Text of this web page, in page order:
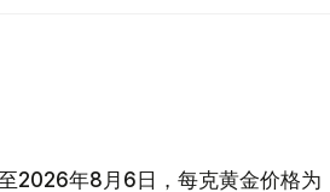
2026年8月6日，每克黄金价格为